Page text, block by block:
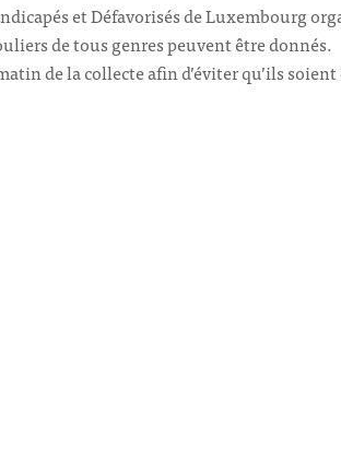
et Défavorisés de Luxembourg
de tous genres peuvent être donnés.
de la collecte afin d’éviter qu’ils